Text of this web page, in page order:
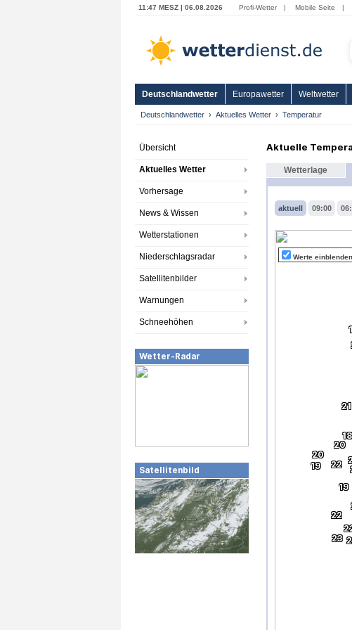
11:47 MESZ | 06.08.2026 Profi-Wetter | Mobile Seite |
Deutschlandwetter Europawetter Weltwetter
Deutschlandwetter Aktuelles Wetter Temperatur
Übersicht
Aktuelles Wetter
Vorhersage
News & Wissen
Wetterstationen
Niederschlagsradar
Satellitenbilder
Warnungen
Schneehöhen
Wetter-Radar
Satellitenbild
Aktuelle
Wetterlage
aktuell 09:00
Werte einblenden
19
21
23
20
18
20
22
19
22